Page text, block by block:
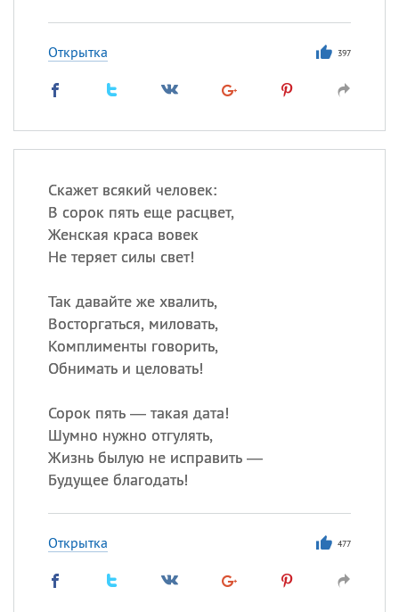
Открытка 397
Скажет всякий человек:
В сорок пять еще расцвет,
Женская краса вовек
Не теряет силы свет!
Так давайте же хвалить,
Восторгаться, миловать,
Комплименты говорить,
Обнимать и целовать!
Сорок пять — такая дата!
Шумно нужно отгулять,
Жизнь былую не исправить —
Будущее благодать!
Открытка 477